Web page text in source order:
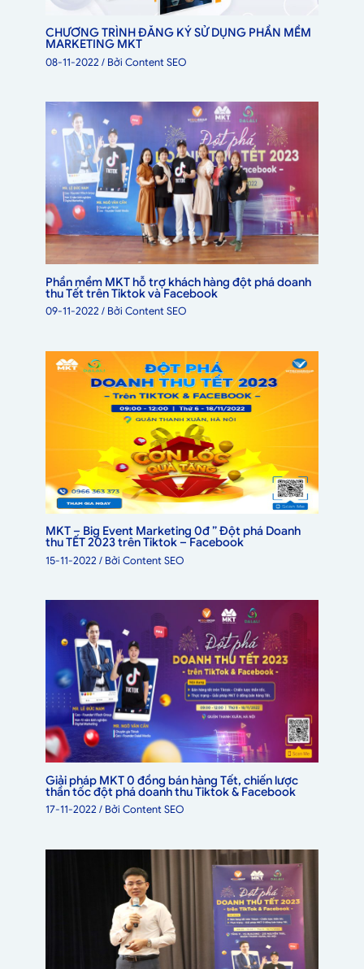
CHƯƠNG TRÌNH ĐĂNG KÝ SỬ DỤNG PHẦN MỀM
MARKETING MKT
08-11-2022/ BởiContent SEO
Phần mềm MKT hỗ trợ khách hàng đột phá doanh
thu Tết trên Tiktok và Facebook
09-11-2022/ BởiContent SEO
MKT – Big Event Marketing 0đ ” Đột phá Doanh
thu TẾT 2023 trên Tiktok – Facebook
15-11-2022/ BởiContent SEO
Giải pháp MKT 0 đồng bán hàng Tết, chiến lược
thần tốc đột phá doanh thu Tiktok & Facebook
17-11-2022/ BởiContent SEO